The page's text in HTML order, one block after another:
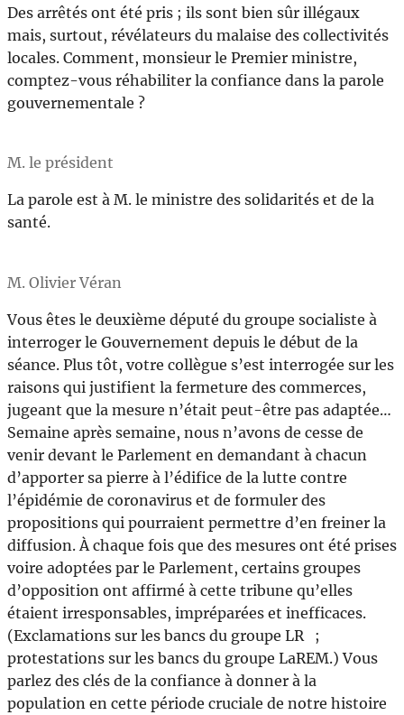
Des arrêtés ont été pris ; ils sont bien sûr illégaux
mais, surtout, révélateurs du malaise des collectivités
locales. Comment, monsieur le Premier ministre,
comptez-vous réhabiliter la confiance dans la parole
gouvernementale ?
M. le président
La parole est à M. le ministre des solidarités et de la
santé.
M. Olivier Véran
Vous êtes le deuxième député du groupe socialiste à
interroger le Gouvernement depuis le début de la
séance. Plus tôt, votre collègue s’est interrogée sur les
raisons qui justifient la fermeture des commerces,
jugeant que la mesure n’était peut-être pas adaptée…
Semaine après semaine, nous n’avons de cesse de
venir devant le Parlement en demandant à chacun
d’apporter sa pierre à l’édifice de la lutte contre
l’épidémie de coronavirus et de formuler des
propositions qui pourraient permettre d’en freiner la
diffusion. À chaque fois que des mesures ont été prises
voire adoptées par le Parlement, certains groupes
d’opposition ont affirmé à cette tribune qu’elles
étaient irresponsables, impréparées et inefficaces.
(Exclamations sur les bancs du groupe LR ;
protestations sur les bancs du groupe LaREM.) Vous
parlez des clés de la confiance à donner à la
population en cette période cruciale de notre histoire